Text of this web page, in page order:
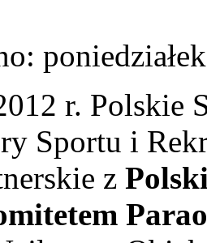
r. Polskie
Sportu i
z